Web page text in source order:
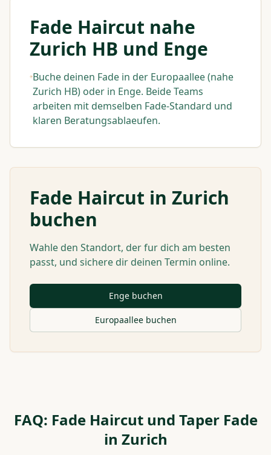
Fade Haircut nahe
Zurich HB und Enge
Buche deinen Fade in der Europaallee (nahe
Zurich HB) oder in Enge. Beide Teams
arbeiten mit demselben Fade-Standard und
klaren Beratungsablaeufen.
Fade Haircut in Zurich
buchen
Wahle den Standort, der fur dich am besten
passt, und sichere dir deinen Termin online.
Enge buchen
Europaallee buchen
FAQ: Fade Haircut und Taper Fade
in Zurich